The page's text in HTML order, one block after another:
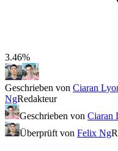
3.46%
Geschrieben von Ciaran
NgRedakteur
Geschrieben von Ciaran
Überprüft von Felix Ng